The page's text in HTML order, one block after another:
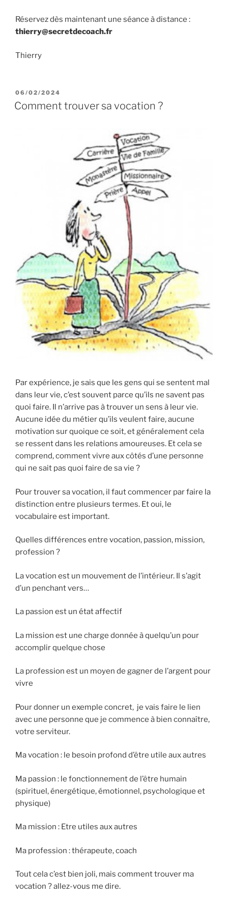
Réservez dès maintenant une séance à distance :
thierry@secretdecoach.fr
Thierry
PUBLIÉ
LE
06/02/2024
Comment trouver sa vocation ?
Par expérience, je sais que les gens qui se sentent mal
dans leur vie, c’est souvent parce qu’ils ne savent pas
quoi faire. Il n’arrive pas à trouver un sens à leur vie.
Aucune idée du métier qu’ils veulent faire, aucune
motivation sur quoique ce soit, et généralement cela
se ressent dans les relations amoureuses. Et cela se
comprend, comment vivre aux côtés d’une personne
qui ne sait pas quoi faire de sa vie ?
Pour trouver sa vocation, il faut commencer par faire la
distinction entre plusieurs termes. Et oui, le
vocabulaire est important.
Quelles différences entre vocation, passion, mission,
profession ?
La vocation est un mouvement de l’intérieur. Il s’agit
d’un penchant vers…
La passion est un état affectif
La mission est une charge donnée à quelqu’un pour
accomplir quelque chose
La profession est un moyen de gagner de l’argent pour
vivre
Pour donner un exemple concret, je vais faire le lien
avec une personne que je commence à bien connaître,
votre serviteur.
Ma vocation : le besoin profond d’être utile aux autres
Ma passion : le fonctionnement de l’être humain
(spirituel, énergétique, émotionnel, psychologique et
physique)
Ma mission : Etre utiles aux autres
Ma profession : thérapeute, coach
Tout cela c’est bien joli, mais comment trouver ma
vocation ? allez-vous me dire.